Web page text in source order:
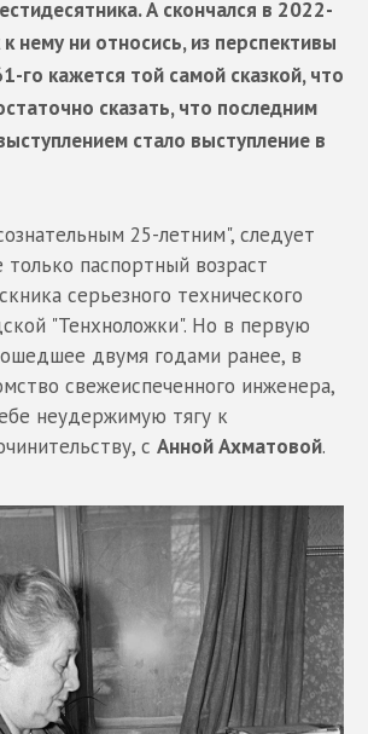
А скончался в 2022-
нему ни относись, из перспективы
го кажется той самой сказкой, что
сказать, что поcледним
стало выступление в
25-летним", следует
паспортный возраст
серьезного технического
"Тенхноложки". Но в первую
двумя годами ранее, в
свежеиспеченного инженера,
неудержимую тягу к
с Анной Ахматовой.